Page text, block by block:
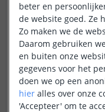
Past deze kabel op de
adapter?
Door Dominique op dinsdag 11
Helaas kunnen we niet
onze
met producten buiten
beter en
de website goed. Ze
Zo maken we de
Daarom gebruiken
en buiten onze
gegevens voor het
doen we op een
hier alles over onze
'Accepteer' om te